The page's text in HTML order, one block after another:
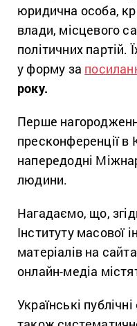
юридична особа,
влади, місцевого
політичних партій.
у форму за
року.
Перше
пресконференції в
напередодні
людини.
Нагадаємо, що,
Інституту масової
матеріалів на
онлайн-медіа
Українські